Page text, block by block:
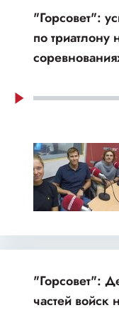
"Горсовет":
по
"Горсовет":
частей войск